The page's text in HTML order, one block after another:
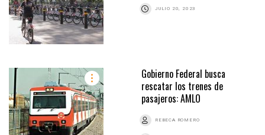
JULIO 20, 2023
Gobierno Federal busca
rescatar los trenes de
pasajeros: AMLO
REBECA ROMERO